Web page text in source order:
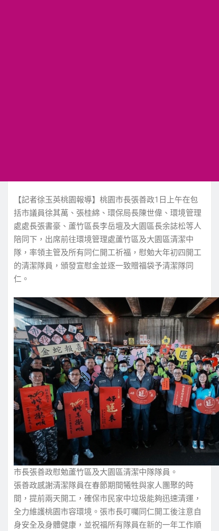
【記者徐玉英桃園報導】桃園市長張善政1日上午在包
括市議員徐其萬、張桂綿、環保局長陳世偉、環境管理
處處長張書豪、蘆竹區長李岳壇及大園區長余誌松等人
陪同下，出席前往環境管理處蘆竹區及大園區清潔中
隊，率領主管及所有同仁開工祈福，慰勉大年初四開工
的清潔隊員，頒發宣慰金並逐一致贈福袋予清潔隊同
仁。
市長張善政慰勉蘆竹區及大園區清潔中隊隊員。
張善政感謝清潔隊員在春節期間犧牲與家人團聚的時
間，提前兩天開工，確保市民家中垃圾能夠迅速清運，
全力維護桃園市容環境。張市長叮囑同仁開工後注意自
身安全及身體健康，並祝福所有隊員在新的一年工作順